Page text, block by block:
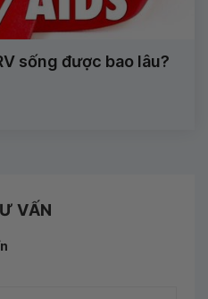
sống được bao lâu?
VẤN